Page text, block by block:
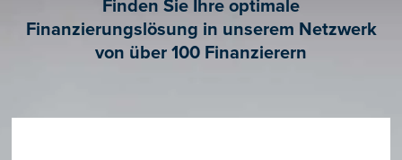
Finanzierungslösung in unserem Netzwerk
von über 100 Finanzierern